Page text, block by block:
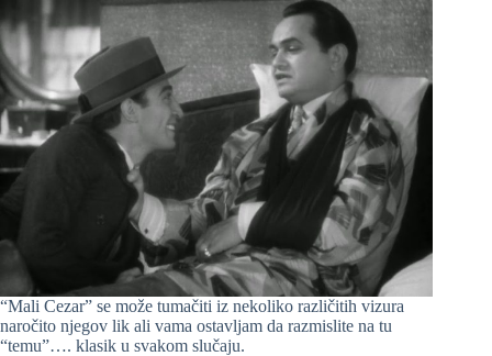
“Mali Cezar” se može tumačiti iz nekoliko različitih vizura
naročito njegov lik ali vama ostavljam da razmislite na tu
“temu”…. klasik u svakom slučaju.